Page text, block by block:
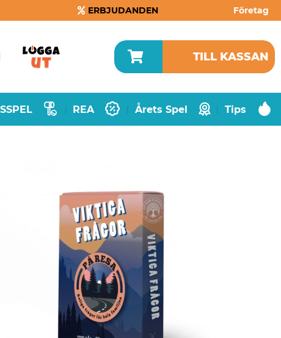
ERBJUDANDEN Företag
TILL KASSAN
REA Årets Spel Tips